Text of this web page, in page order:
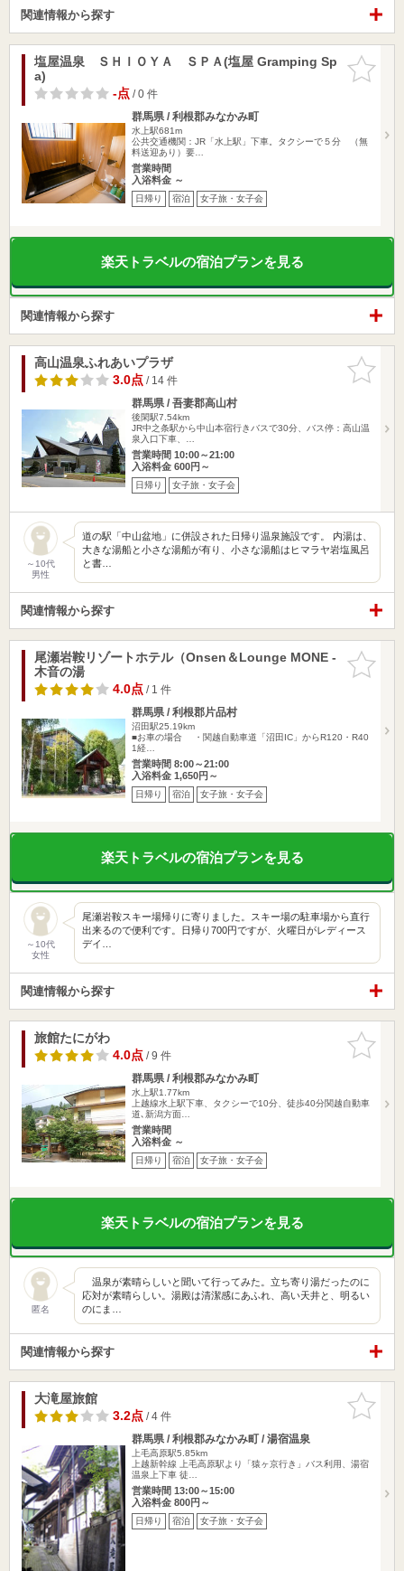
関連情報から探す
お気に入
りに追加
塩屋温泉 ＳＨＩＯＹＡ ＳＰＡ(塩屋 Gramping Sp
a)
-点/ 0 件
群馬県 / 利根郡みなかみ町
水上駅681m
公共交通機関：JR「水上駅」下車。タクシーで５分 （無
料送迎あり）要…
営業時間
入浴料金 ～
日帰り 宿泊 女子旅・女子会
楽天トラベルの宿泊プランを見る
関連情報から探す
お気に入
りに追加
高山温泉ふれあいプラザ
3.0点/ 14 件
群馬県 / 吾妻郡高山村
後閑駅7.54km
JR中之条駅から中山本宿行きバスで30分、バス停：高山温
泉入口下車、…
営業時間 10:00～21:00
入浴料金 600円～
日帰り 女子旅・女子会
～10代
男性
道の駅「中山盆地」に併設された日帰り温泉施設です。 内湯は、
大きな湯船と小さな湯船が有り、小さな湯船はヒマラヤ岩塩風呂
と書…
関連情報から探す
お気に入
りに追加
尾瀬岩鞍リゾートホテル（Onsen＆Lounge MONE -
木音の湯
4.0点/ 1 件
群馬県 / 利根郡片品村
沼田駅25.19km
■お車の場合 ・関越自動車道「沼田IC」からR120・R40
1経…
営業時間 8:00～21:00
入浴料金 1,650円～
日帰り 宿泊 女子旅・女子会
楽天トラベルの宿泊プランを見る
～10代
女性
尾瀬岩鞍スキー場帰りに寄りました。スキー場の駐車場から直行
出来るので便利です。日帰り700円ですが、火曜日がレディース
デイ…
関連情報から探す
お気に入
りに追加
旅館たにがわ
4.0点/ 9 件
群馬県 / 利根郡みなかみ町
水上駅1.77km
上越線水上駅下車、タクシーで10分、徒歩40分関越自動車
道､新潟方面…
営業時間
入浴料金 ～
日帰り 宿泊 女子旅・女子会
楽天トラベルの宿泊プランを見る
匿名
温泉が素晴らしいと聞いて行ってみた。立ち寄り湯だったのに
応対が素晴らしい。湯殿は清潔感にあふれ、高い天井と、明るい
のにま…
関連情報から探す
お気に入
りに追加
大滝屋旅館
3.2点/ 4 件
群馬県 / 利根郡みなかみ町 / 湯宿温泉
上毛高原駅5.85km
上越新幹線 上毛高原駅より「猿ヶ京行き」バス利用、湯宿
温泉上下車 徒…
営業時間 13:00～15:00
入浴料金 800円～
日帰り 宿泊 女子旅・女子会